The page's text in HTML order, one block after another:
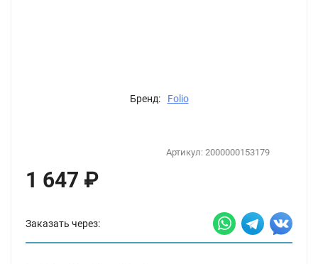
Бренд: Folio
Артикул: 2000000153179
1 647 ₽
Заказать через: